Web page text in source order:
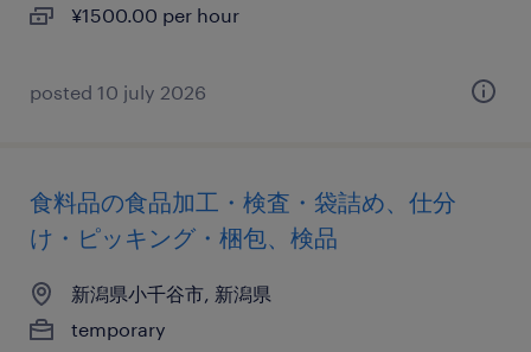
¥1500.00 per hour
posted 10 july 2026
食料品の食品加工・検査・袋詰め、仕分
け・ピッキング・梱包、検品
新潟県小千谷市, 新潟県
temporary